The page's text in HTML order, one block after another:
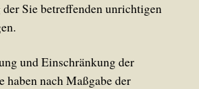
Sie betreffenden unrichtigen
und Einschränkung der
haben nach Maßgabe der